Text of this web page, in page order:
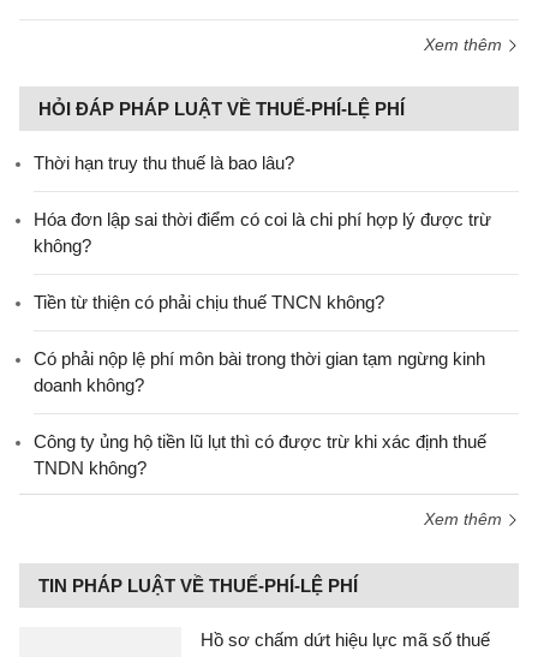
Xem thêm
HỎI ĐÁP PHÁP LUẬT VỀ THUẾ-PHÍ-LỆ PHÍ
Thời hạn truy thu thuế là bao lâu?
Hóa đơn lập sai thời điểm có coi là chi phí hợp lý được trừ
không?
Tiền từ thiện có phải chịu thuế TNCN không?
Có phải nộp lệ phí môn bài trong thời gian tạm ngừng kinh
doanh không?
Công ty ủng hộ tiền lũ lụt thì có được trừ khi xác định thuế
TNDN không?
Xem thêm
TIN PHÁP LUẬT VỀ THUẾ-PHÍ-LỆ PHÍ
Hồ sơ chấm dứt hiệu lực mã số thuế